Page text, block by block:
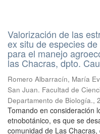
Valorización de las
ex situ de especies
para el manejo
las Chacras, dpto.
Romero Albarracín, María
San Juan. Facultad de
Departamento de Biología.,
Tomando en consideración
etnobotánico, es que se
comunidad de Las